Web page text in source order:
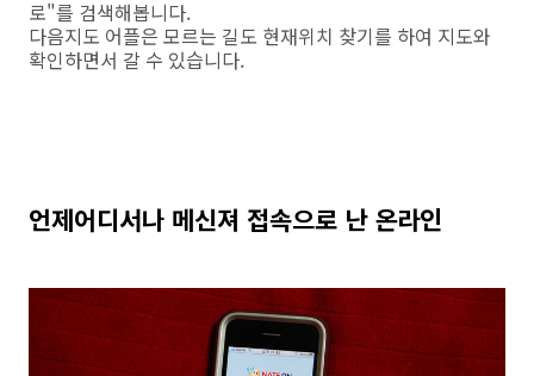
로"를 검색해봅니다.
다음지도 어플은 모르는 길도 현재위치 찾기를 하여 지도와
확인하면서 갈 수 있습니다.
언제어디서나 메신져 접속으로 난 온라인